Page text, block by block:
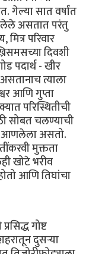
गेल्या सात वर्षांत
केलेले असतात परंतु
परिवार
दिवशी
पदार्थ - खीर
त्याला
आणि गुप्ता
परिस्थितीची
सोबत चलण्याची
आणलेला असतो.
मुक्तता
खोटे भरीव
आणि तिघांचा
गोष्ट
दुसर्‍या